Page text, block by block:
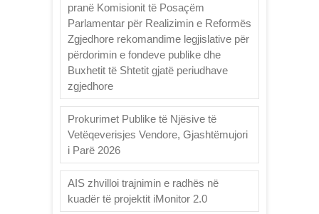
pranë Komisionit të Posaçëm
Parlamentar për Realizimin e Reformës
Zgjedhore rekomandime legjislative për
përdorimin e fondeve publike dhe
Buxhetit të Shtetit gjatë periudhave
zgjedhore
Prokurimet Publike të Njësive të
Vetëqeverisjes Vendore, Gjashtëmujori
i Parë 2026
AIS zhvilloi trajnimin e radhës në
kuadër të projektit iMonitor 2.0